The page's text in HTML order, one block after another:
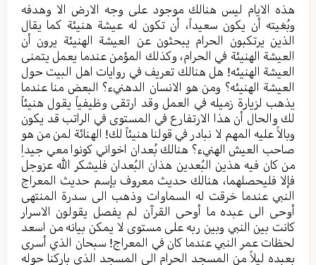
هذه الایام لیس هنالك موجود علی وجه الارض الا وهدفه
وبُغیته أن یکون سعیداً، أن تکون له عیشة هنیئة کما یقال
الذین یرتکبون الحرام یبحثون عن العیشة الهنیئة یرون أن
العیشة الهنیئة في الحرام، وکذلك المؤمن عندما یعمل یتمنی
العیشة الهنیئه! هل هنالك تعريف في روایات اهل البیت حول
العیشة الهنیئه؟ ومن هو الانسان الدهنيء؟ البعض منا عندما
یذهب لزیارة زمیله في العمل وقد ارتقی وظیفیاً یقول هنیئاً
لك والحال أن هذا الارتفارع في المستوی في الراتب قد یکون
وبالاً علیه المهم لا نبادر في قولنا هنیئاً لك! الهنائة لمن من هو
صاحب العیش الهنيء؟ هنالك بُعدان اخواني کونوا معي جیداِ
من کان فیه هذین البُعدین هذان البُعدان فلیشکر الله عزوجل
فإلا فلیحصلهما، هنالك حدیث معروف بإسم حدیث المعراج
النبي عندما خرقت له السماوات وذهب الی سدرة المنتهی
أوحی الی عبده ما أوحی القرآن لم یفصل یقولون الاسرار
کانت بین النبي وبین ربه علی مستوی لا یمکن بیانه من اسعد
لحظات عمر النبي عندما کان في المعراج! سبحان الذي أسری
بعبده لیلاً من المسجد الحرام الی المسجد الذي بارکنا حوله